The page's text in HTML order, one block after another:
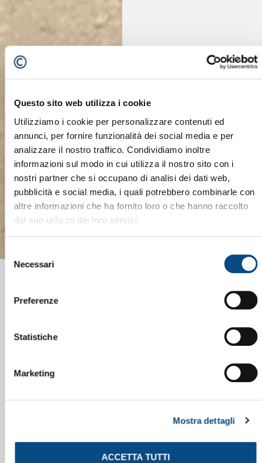
Questo sito web utilizza i cookie
Utilizziamo i cookie per personalizzare contenuti ed
annunci, per fornire funzionalità dei social media e per
analizzare il nostro traffico. Condividiamo inoltre
informazioni sul modo in cui utilizza il nostro sito con i
nostri partner che si occupano di analisi dei dati web,
pubblicità e social media, i quali potrebbero combinarle con
altre informazioni che ha fornito loro o che hanno raccolto
dal suo utilizzo dei loro servizi.
delNecessari
Preferenze
Statistiche
Marketing
Mostra dettagli
ACCETTA TUTTI